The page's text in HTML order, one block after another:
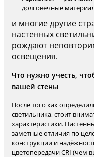
долговечные
и многие другие
настенных
рождают
освещения.
Что нужно учесть,
вашей стены
После того как
светильника, стоит
характеристики.
заметные отличия по
конструкции и
цветопередачи CRI (чем